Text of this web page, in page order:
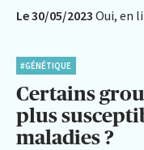
Le 30/05/2023 Oui, en
#GÉNÉTIQUE
Certains
plus
maladies ?